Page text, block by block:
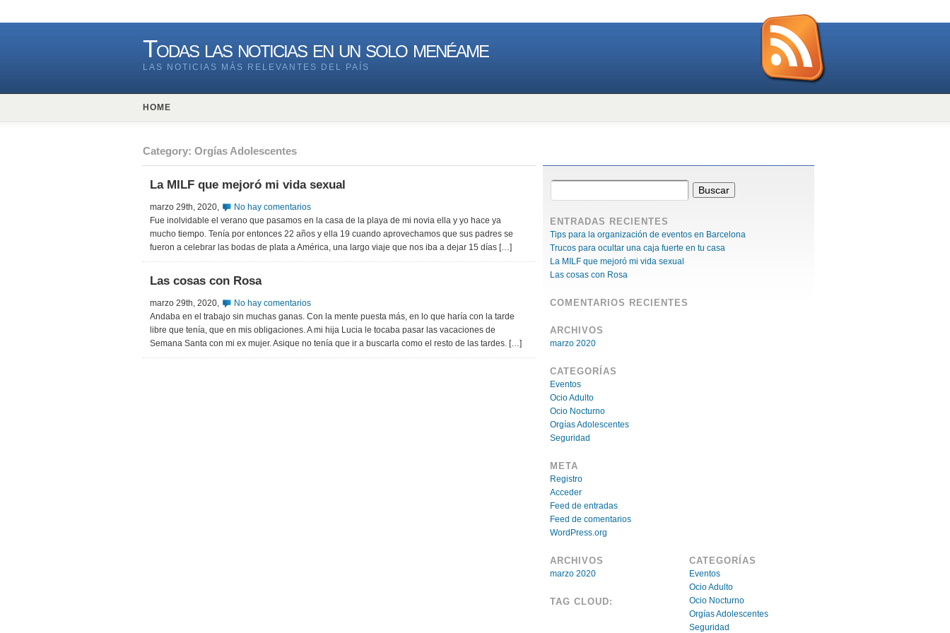
Todas las noticias en un solo menéame
LAS NOTICIAS MÁS RELEVANTES DEL PAÍS
HOME
Category: Orgías Adolescentes
La MILF que mejoró mi vida sexual
marzo 29th, 2020,
No hay comentarios
Fue inolvidable el verano que pasamos en la casa de la playa de mi novia ella y yo hace ya
mucho tiempo. Tenía por entonces 22 años y ella 19 cuando aprovechamos que sus padres se
fueron a celebrar las bodas de plata a América, una largo viaje que nos iba a dejar 15 días […]
Las cosas con Rosa
marzo 29th, 2020,
No hay comentarios
Andaba en el trabajo sin muchas ganas. Con la mente puesta más, en lo que haría con la tarde
libre que tenía, que en mis obligaciones. A mi hija Lucia le tocaba pasar las vacaciones de
Semana Santa con mi ex mujer. Asique no tenía que ir a buscarla como el resto de las tardes. […]
ENTRADAS RECIENTES
Tips para la organización de eventos en Barcelona
Trucos para ocultar una caja fuerte en tu casa
La MILF que mejoró mi vida sexual
Las cosas con Rosa
COMENTARIOS RECIENTES
ARCHIVOS
marzo 2020
CATEGORÍAS
Eventos
Ocio Adulto
Ocio Nocturno
Orgías Adolescentes
Seguridad
META
Registro
Acceder
Feed de entradas
Feed de comentarios
WordPress.org
ARCHIVOS
marzo 2020
TAG CLOUD:
CATEGORÍAS
Eventos
Ocio Adulto
Ocio Nocturno
Orgías Adolescentes
Seguridad